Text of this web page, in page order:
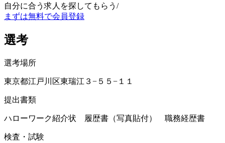
自分に合う求人を探してもらう /
まずは無料で会員登録
選考
選考場所
東京都江戸川区東瑞江３−５５−１１
提出書類
ハローワーク紹介状 履歴書（写真貼付） 職務経歴書
検査・試験